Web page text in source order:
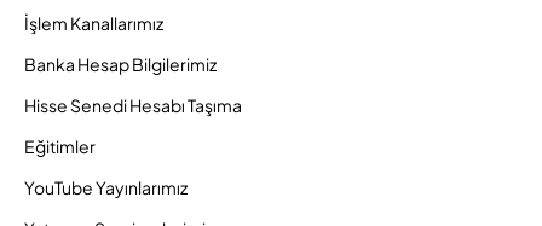
İşlem Kanallarımız
Banka Hesap Bilgilerimiz
Hisse Senedi Hesabı Taşıma
Eğitimler
YouTube Yayınlarımız